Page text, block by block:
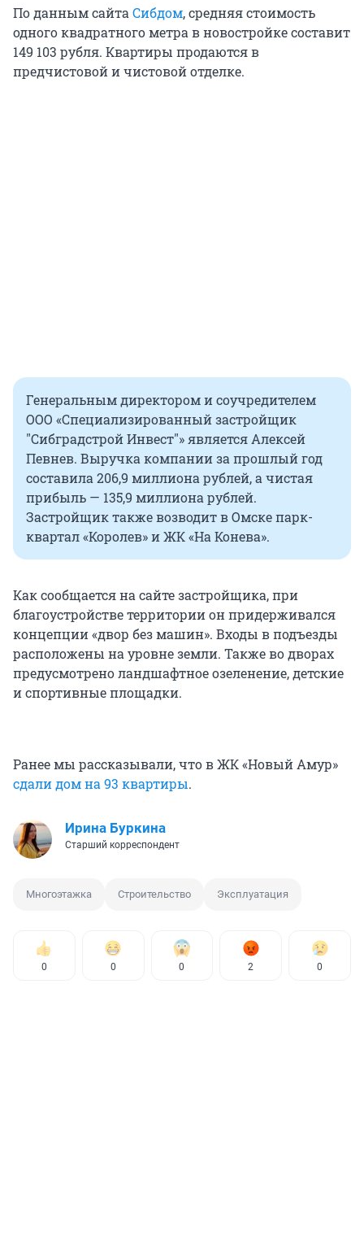
По данным сайтаСибдом, средняя стоимость
одного квадратного метра в новостройке составит
149 103 рубля. Квартиры продаются в
предчистовой и чистовой отделке.
Генеральным директором и соучредителем
ООО «Специализированный застройщик
"Сибградстрой Инвест"» является Алексей
Певнев. Выручка компании за прошлый год
составила 206,9 миллиона рублей, а чистая
прибыль — 135,9 миллиона рублей.
Застройщик также возводит в Омске парк-
квартал «Королев» и ЖК «На Конева».
Как сообщается на сайте застройщика, при
благоустройстве территории он придерживался
концепции «двор без машин». Входы в подъезды
расположены на уровне земли. Также во дворах
предусмотрено ландшафтное озеленение, детские
и спортивные площадки.
Ранее мы рассказывали, что в ЖК «Новый Амур»
сдали дом на 93 квартиры.
Ирина Буркина
Старший корреспондент
Многоэтажка Строительство Эксплуатация
0 0 0 2 0